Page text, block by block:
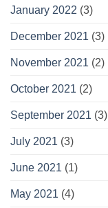
January 2022 (3)
December 2021 (3)
November 2021 (2)
October 2021 (2)
September 2021 (3)
July 2021 (3)
June 2021 (1)
May 2021 (4)